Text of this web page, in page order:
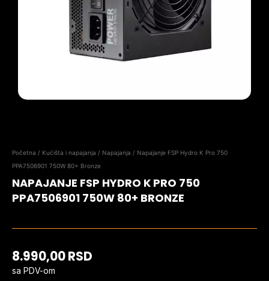
Početna / Kućišta i napajanja / Napajanja / Napajanje FSP Hydro K Pro 750
PPA7506901 750W 80+ Bronze
NAPAJANJE FSP HYDRO K PRO 750
PPA7506901 750W 80+ BRONZE
8.990,00RSD
sa PDV-om